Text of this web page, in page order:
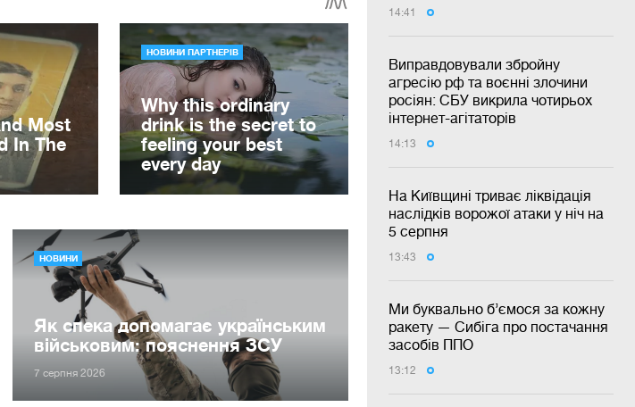
14:41
Виправдовували збройну
агресію рф та воєнні злочини
росіян: СБУ викрила чотирьох
інтернет-агітаторів
14:13
На Київщині триває ліквідація
наслідків ворожої атаки у ніч на
5 серпня
13:43
Ми буквально б’ємося за кожну
ракету — Сибіга про постачання
засобів ППО
13:12
НОВИНИ
Як спека допомагає українським
військовим: пояснення ЗСУ
7 серпня 2026